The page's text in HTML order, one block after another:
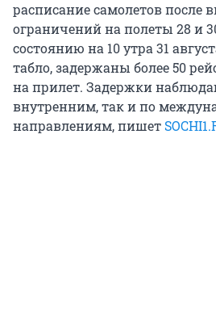
расписание самолетов после
ограничений на полеты 28 и
состоянию на 10 утра 31
табло, задержаны более 50
на прилет. Задержки
внутренним, так и по
направлениям, пишет